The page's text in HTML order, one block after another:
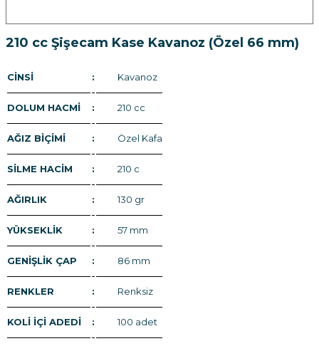
210 cc Şişecam Kase Kavanoz (Özel 66 mm)
CİNSİ : Kavanoz
DOLUM HACMİ : 210 cc
AĞIZ BİÇİMİ : Özel Kafa
SİLME HACİM : 210 c
AĞIRLIK : 130 gr
YÜKSEKLİK : 57 mm
GENİŞLİK ÇAP : 86 mm
RENKLER : Renksiz
KOLİ İÇİ ADEDİ : 100 adet